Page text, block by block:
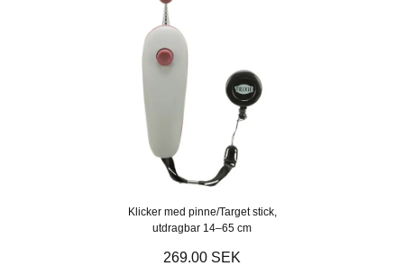
Klicker med pinne/Target stick,
utdragbar 14–65 cm
269.00 SEK